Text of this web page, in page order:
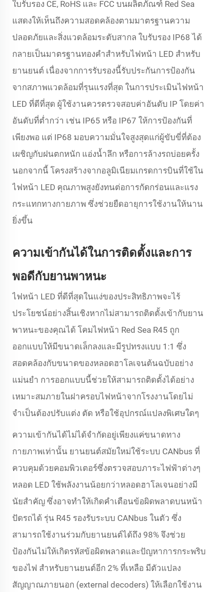
ใบรับรอง CE, RoHS และ FCC บนผลิตภัณฑ์ Red Sea
แสดงให้เห็นถึงความสอดคล้องตามมาตรฐานความ
ปลอดภัยและสิ่งแวดล้อมระดับสากล ใบรับรอง IP68 ได้
กลายเป็นมาตรฐานทองคำสำหรับไฟหน้า LED สำหรับ
ยานยนต์ เนื่องจากการรับรองนี้รับประกันการป้องกัน
จากสภาพแวดล้อมที่รุนแรงที่สุด ในการประเมินไฟหน้า
LED ที่ดีที่สุด ผู้ใช้งานควรตรวจสอบค่าอันดับ IP โดยค่า
อันดับที่ต่ำกว่า เช่น IP65 หรือ IP67 ให้การป้องกันที่
เพียงพอ แต่ IP68 มอบความมั่นใจสูงสุดแก่ผู้ขับขี่ที่ต้อง
เผชิญกับฝนตกหนัก แอ่งน้ำลึก หรือการล้างรถบ่อยครั้ง
นอกจากนี้ โครงสร้างจากอลูมิเนียมเกรดการบินที่ใช้ใน
ไฟหน้า LED คุณภาพสูงยังทนต่อการกัดกร่อนและแรง
กระแทกทางกายภาพ ซึ่งช่วยยืดอายุการใช้งานให้นาน
ยิ่งขึ้น
ความเข้ากันได้ในการติดตั้งและการ
พอดีกับยานพาหนะ
ไฟหน้า LED ที่ดีที่สุดในแง่ของประสิทธิภาพจะไร้
ประโยชน์อย่างสิ้นเชิงหากไม่สามารถติดตั้งเข้ากับยาน
พาหนะของคุณได้ โคมไฟหน้า Red Sea R45 ถูก
ออกแบบให้มีขนาดเล็กลงและมีรูปทรงแบบ 1:1 ซึ่ง
สอดคล้องกับขนาดของหลอดฮาโลเจนต้นฉบับอย่าง
แม่นยำ การออกแบบนี้ช่วยให้สามารถติดตั้งได้อย่าง
เหมาะสมภายในฝาครอบไฟหน้าจากโรงงานโดยไม่
จำเป็นต้องปรับแต่ง ตัด หรือใช้อุปกรณ์แปลงพิเศษใดๆ
ความเข้ากันได้ไม่ได้จำกัดอยู่เพียงแค่ขนาดทาง
กายภาพเท่านั้น ยานยนต์สมัยใหม่ใช้ระบบ CANbus ที่
ควบคุมด้วยคอมพิวเตอร์ซึ่งตรวจสอบภาระไฟฟ้าต่างๆ
หลอด LED ใช้พลังงานน้อยกว่าหลอดฮาโลเจนอย่างมี
นัยสำคัญ ซึ่งอาจทำให้เกิดคำเตือนข้อผิดพลาดบนหน้า
ปัดรถได้ รุ่น R45 รองรับระบบ CANbus ในตัว ซึ่ง
สามารถใช้งานร่วมกับยานยนต์ได้ถึง 98% จึงช่วย
ป้องกันไม่ให้เกิดรหัสข้อผิดพลาดและปัญหาการกระพริบ
ของไฟ สำหรับยานยนต์อีก 2% ที่เหลือ มีตัวแปลง
สัญญาณภายนอก (external decoders) ให้เลือกใช้งาน